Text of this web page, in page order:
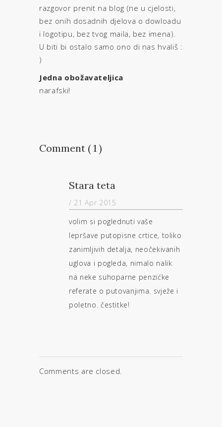
razgovor prenit na blog (ne u cjelosti,
bez onih dosadnih djelova o dowloadu
i logotipu, bez tvog maila, bez imena).
U biti bi ostalo samo ono di nas hvališ :
)
Jedna obožavateljica
narafski!
Comment ( 1 )
Stara teta
/ 21 Apr 2015
volim si poglednuti vaše
lepršave putopisne crtice, toliko
zanimljivih detalja, neočekivanih
uglova i pogleda, nimalo nalik
na neke suhoparne penzićke
referate o putovanjima. svježe i
poletno. čestitke!
Comments are closed.